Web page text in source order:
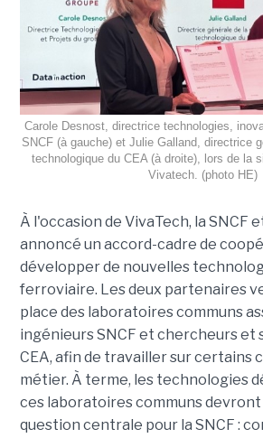
Carole Desnost, directrice technologies,
SNCF (à gauche) et Julie Galland, directrice
technologique du CEA (à droite), lors de la
Vivatech. (photo HE)
À l'occasion de VivaTech, la SNCF
annoncé un accord-cadre de
développer de nouvelles
ferroviaire. Les deux partenaires
place des laboratoires communs
ingénieurs SNCF et chercheurs et
CEA, afin de travailler sur certains
métier. À terme, les technologies
ces laboratoires communs
question centrale pour la SNCF :